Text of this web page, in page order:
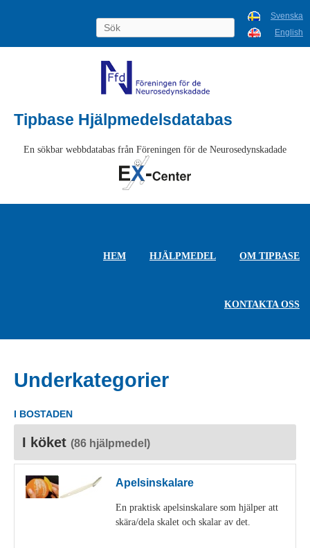
Svenska
English
Tipbase Hjälpmedelsdatabas
En sökbar webbdatabas från Föreningen för de Neurosedynskadade
HEM HJÄLPMEDEL OM TIPBASE
KONTAKTA OSS
Underkategorier
I BOSTADEN
I köket (86 hjälpmedel)
Apelsinskalare
En praktisk apelsinskalare som hjälper att
skära/dela skalet och skalar av det.